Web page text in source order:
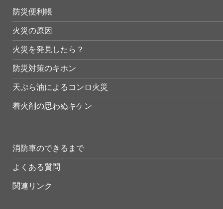
防災便利帳
火災の原因
火災を発見したら？
防災対策のキホン
天ぷら油によるコンロ火災
着火剤の思わぬキケン
消防車のできるまで
よくある質問
関連リンク